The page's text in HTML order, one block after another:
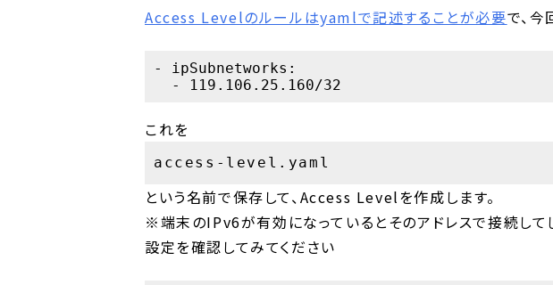
Access Levelのルールはyamlで記述することが必要で、
- ipSubnetworks:
これを
access-level.yaml
という名前で保存して、Access Levelを作成します。
※端末のIPv6が有効になっているとそのアドレスで接続し
設定を確認してみてください